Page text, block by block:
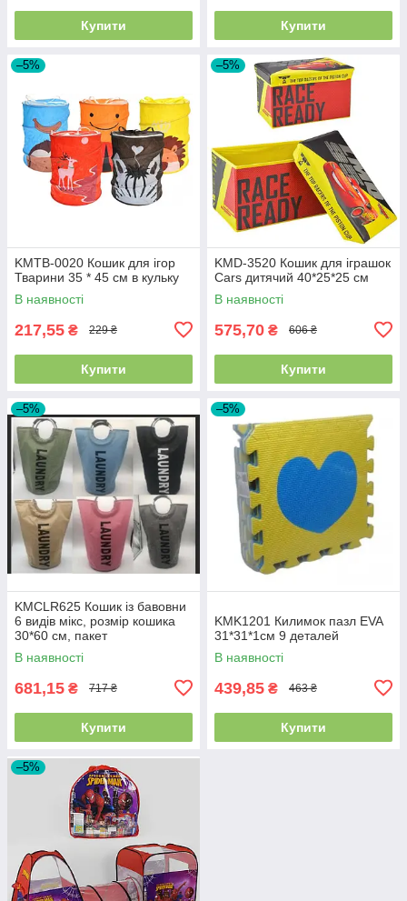
Купити Купити
–5%
KMTB-0020 Кошик для ігор
Тварини 35 * 45 см в кульку
В наявності
217,55 ₴ 229 ₴
Купити
–5%
KMD-3520 Кошик для іграшок
Cars дитячий 40*25*25 см
В наявності
575,70 ₴ 606 ₴
Купити
–5%
KMCLR625 Кошик із бавовни
6 видів мікс, розмір кошика
30*60 см, пакет
В наявності
681,15 ₴ 717 ₴
Купити
–5%
KMK1201 Килимок пазл EVA
31*31*1см 9 деталей
В наявності
439,85 ₴ 463 ₴
Купити
–5%